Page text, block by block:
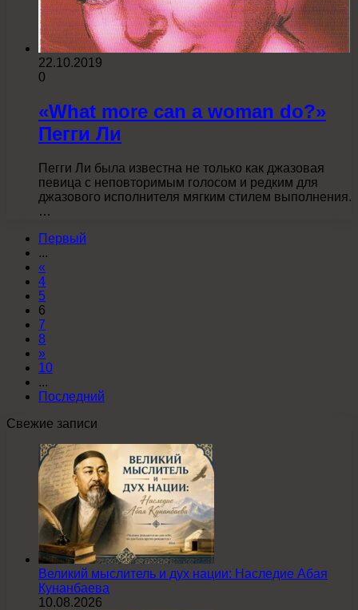
22.10.2019
0
«What more can a woman do?»
Пегги Ли
Пегги Ли была известна не только как джазовая
певица с неповторимым голосом и редким для
джазового исполнителя мягким стилем выполнения.
…
Первый
...
«
4
5
6
7
8
»
10
...
Последний
Свежие записи
Великий мыслитель и дух нации: Наследие Абая
Кунанбаева
10.08.2026